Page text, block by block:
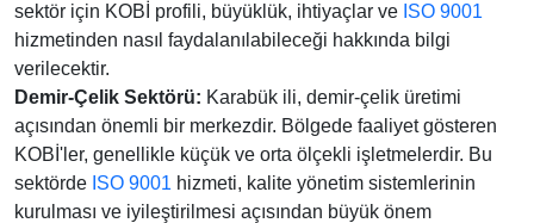
sektör için KOBİ profili, büyüklük, ihtiyaçlar ve ISO 9001
hizmetinden nasıl faydalanılabileceği hakkında bilgi
verilecektir.
Demir-Çelik Sektörü: Karabük ili, demir-çelik üretimi
açısından önemli bir merkezdir. Bölgede faaliyet gösteren
KOBİ'ler, genellikle küçük ve orta ölçekli işletmelerdir. Bu
sektörde ISO 9001 hizmeti, kalite yönetim sistemlerinin
kurulması ve iyileştirilmesi açısından büyük önem